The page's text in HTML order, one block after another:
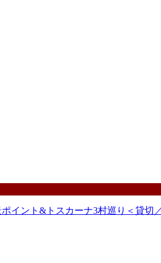
イント&トスカーナ3村巡り＜貸切